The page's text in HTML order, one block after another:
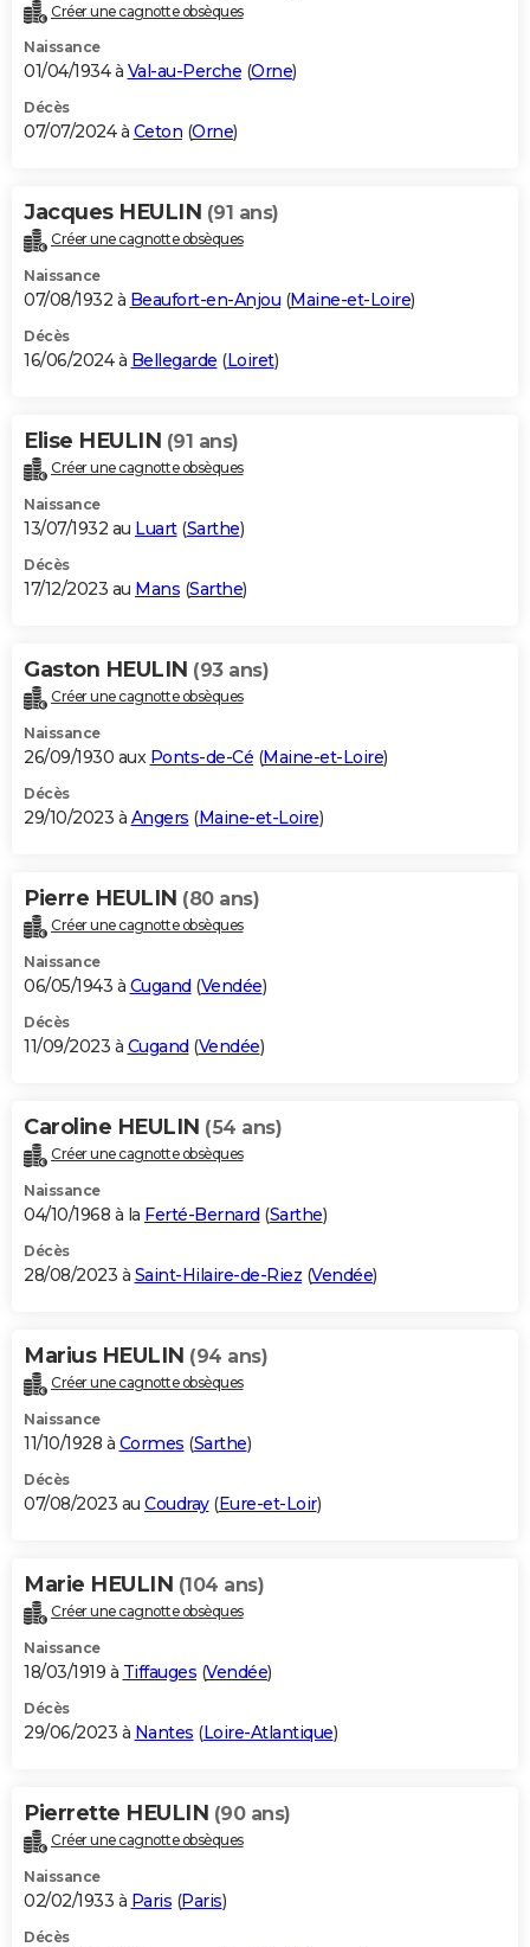
Créer une cagnotte obsèques
Naissance
01/04/1934 à Val-au-Perche (Orne)
Décès
07/07/2024 à Ceton (Orne)
Jacques HEULIN (91 ans)
Créer une cagnotte obsèques
Naissance
07/08/1932 à Beaufort-en-Anjou (Maine-et-Loire)
Décès
16/06/2024 à Bellegarde (Loiret)
Elise HEULIN (91 ans)
Créer une cagnotte obsèques
Naissance
13/07/1932 au Luart(Sarthe)
Décès
17/12/2023 au Mans (Sarthe)
Gaston HEULIN (93 ans)
Créer une cagnotte obsèques
Naissance
26/09/1930 aux Ponts-de-Cé (Maine-et-Loire)
Décès
29/10/2023 à Angers (Maine-et-Loire)
Pierre HEULIN (80 ans)
Créer une cagnotte obsèques
Naissance
06/05/1943 à Cugand (Vendée)
Décès
11/09/2023 à Cugand (Vendée)
Caroline HEULIN (54 ans)
Créer une cagnotte obsèques
Naissance
04/10/1968 à la Ferté-Bernard (Sarthe)
Décès
28/08/2023 à Saint-Hilaire-de-Riez (Vendée)
Marius HEULIN (94 ans)
Créer une cagnotte obsèques
Naissance
11/10/1928 à Cormes (Sarthe)
Décès
07/08/2023 au Coudray(Eure-et-Loir)
Marie HEULIN (104 ans)
Créer une cagnotte obsèques
Naissance
18/03/1919 à Tiffauges (Vendée)
Décès
29/06/2023 à Nantes (Loire-Atlantique)
Pierrette HEULIN (90 ans)
Créer une cagnotte obsèques
Naissance
02/02/1933 à Paris (Paris)
Décès